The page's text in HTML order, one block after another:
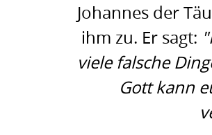
Johannes der
ihm zu. Er sagt:
viele falsche
Gott kann